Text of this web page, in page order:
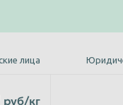
лица
руб/кг